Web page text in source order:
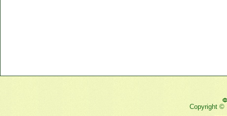
Copyright ©